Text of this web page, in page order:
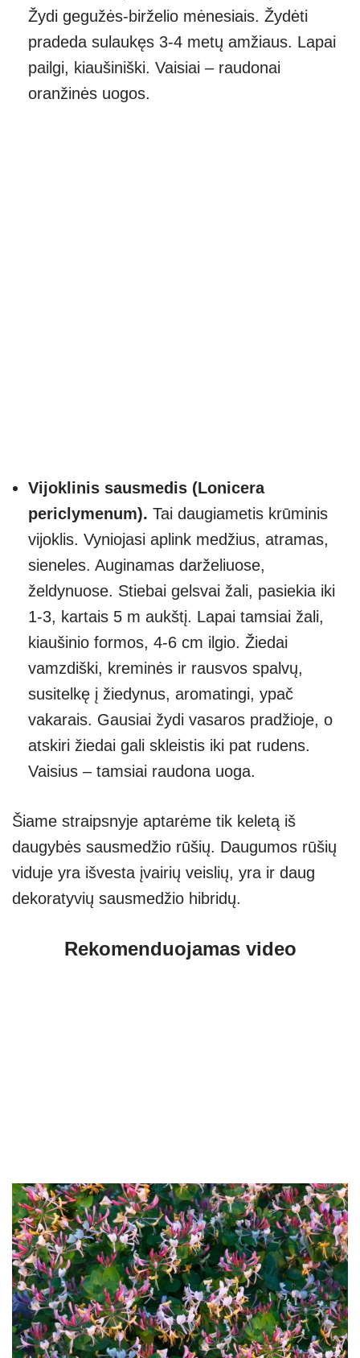
Žydi gegužės-birželio mėnesiais. Žydėti
pradeda sulaukęs 3-4 metų amžiaus. Lapai
pailgi, kiaušiniški. Vaisiai – raudonai
oranžinės uogos.
Vijoklinis sausmedis (Lonicera
periclymenum). Tai daugiametis krūminis
vijoklis. Vyniojasi aplink medžius, atramas,
sieneles. Auginamas darželiuose,
želdynuose. Stiebai gelsvai žali, pasiekia iki
1-3, kartais 5 m aukštį. Lapai tamsiai žali,
kiaušinio formos, 4-6 cm ilgio. Žiedai
vamzdiški, kreminės ir rausvos spalvų,
susitelkę į žiedynus, aromatingi, ypač
vakarais. Gausiai žydi vasaros pradžioje, o
atskiri žiedai gali skleistis iki pat rudens.
Vaisius – tamsiai raudona uoga.
Šiame straipsnyje aptarėme tik keletą iš
daugybės sausmedžio rūšių. Daugumos rūšių
viduje yra išvesta įvairių veislių, yra ir daug
dekoratyvių sausmedžio hibridų.
Rekomenduojamas video